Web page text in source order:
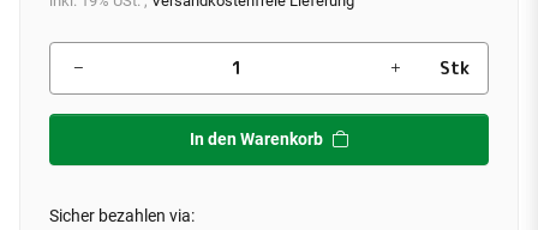
Stk
In den Warenkorb
Sicher bezahlen via: